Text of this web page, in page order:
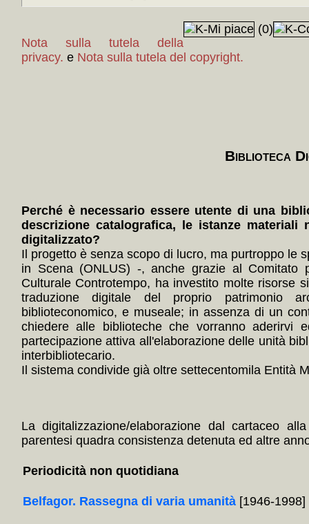
(0)
Nota sulla tutela della
privacy. e Nota sulla tutela del copyright.
Biblioteca
Perché è necessario essere utente di una
descrizione catalografica, le istanze
digitalizzato?
Il progetto è senza scopo di lucro, ma purtroppo le
in Scena (ONLUS) -, anche grazie al Comitato
Culturale Controtempo, ha investito molte risorse
traduzione digitale del proprio patrimonio
biblioteconomico, e museale; in assenza di un
chiedere alle biblioteche che vorranno aderirvi
partecipazione attiva all'elaborazione delle unità
interbibliotecario.
Il sistema condivide già oltre settecentomila Entità
La digitalizzazione/elaborazione dal cartaceo
parentesi quadra consistenza detenuta ed altre
Periodicità non quotidiana
Belfagor. Rassegna di varia umanità [1946-1998]